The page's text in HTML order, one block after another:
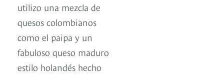
utilizo una mezcla de
quesos colombianos
como el paipa y un
fabuloso queso maduro
estilo holandés hecho